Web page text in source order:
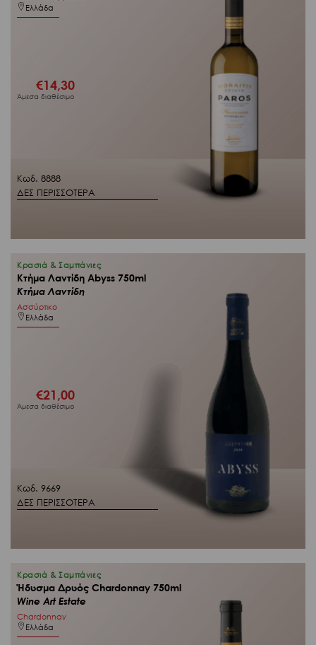
Κωδ. 8888
ΔΕΣ ΠΕΡΙΣΣΟΤΕΡΑ
Ελλάδα
€14,30
Άμεσα διαθέσιμο
Κωδ. 9669
ΔΕΣ ΠΕΡΙΣΣΟΤΕΡΑ
Κρασιά & Σαμπάνιες
Κτήμα Λαντίδη Abyss 750ml
Κτήμα Λαντίδη
Ασσύρτικο
Ελλάδα
€21,00
Άμεσα διαθέσιμο
Κρασιά & Σαμπάνιες
Ήδυσμα Δρυός Chardonnay 750ml
Wine Art Estate
Chardonnay
Ελλάδα